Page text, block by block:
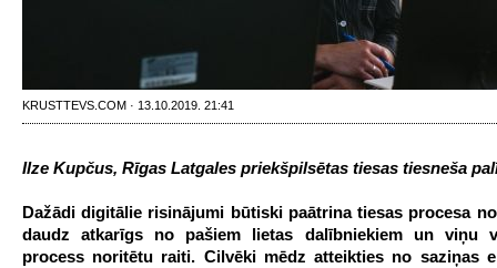
KRUSTTEVS.COM · 13.10.2019. 21:41
Ilze Kupčus, Rīgas Latgales priekšpilsētas tiesas tiesneša
Dažādi digitālie risinājumi būtiski paātrina tiesas procesa
daudz atkarīgs no pašiem lietas dalībniekiem un viņu
process noritētu raiti. Cilvēki mēdz atteikties no saziņas